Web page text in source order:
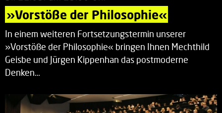
»Vorstöße der Philosophie«
In einem weiteren Fortsetzungstermin unserer
»Vorstöße der Philosophie« bringen Ihnen Mechthild
Geisbe und Jürgen Kippenhan das postmoderne
Denken…